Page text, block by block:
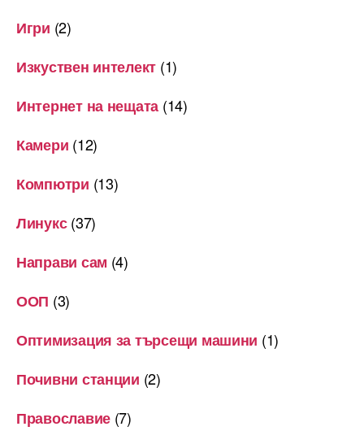
Игри (2)
Изкуствен интелект (1)
Интернет на нещата (14)
Камери (12)
Компютри (13)
Линукс(37)
Направи сам (4)
ООП (3)
Оптимизация за търсещи машини (1)
Почивни станции (2)
Православие (7)